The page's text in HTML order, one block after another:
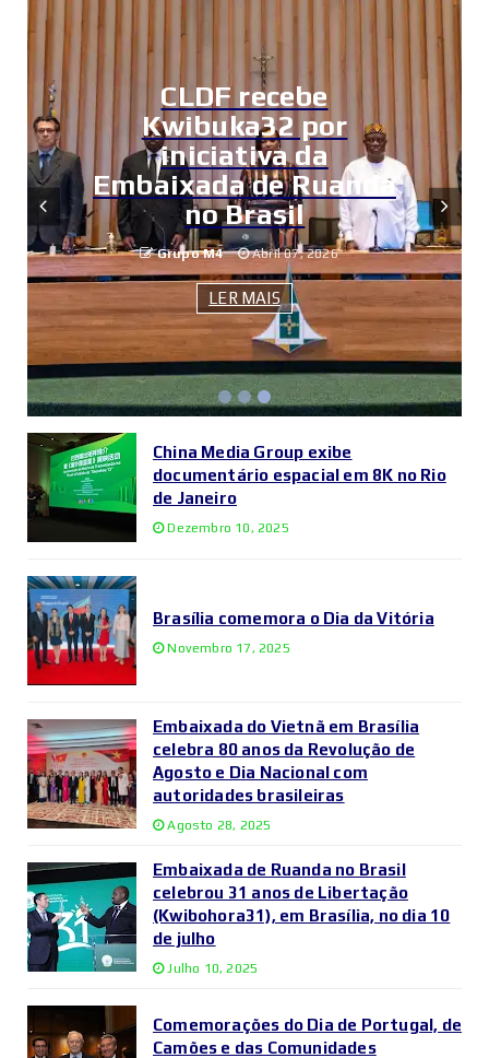
CLDF recebe
Kwibuka32 por
iniciativa da
Embaixada de Ruanda
no Brasil
Grupo M4 Abril 07, 2026
LER MAIS
China Media Group exibe
documentário espacial em 8K no Rio
de Janeiro
Dezembro 10, 2025
Brasília comemora o Dia da Vitória
Novembro 17, 2025
Embaixada do Vietnã em Brasília
celebra 80 anos da Revolução de
Agosto e Dia Nacional com
autoridades brasileiras
Agosto 28, 2025
Embaixada de Ruanda no Brasil
celebrou 31 anos de Libertação
(Kwibohora31), em Brasília, no dia 10
de julho
Julho 10, 2025
Comemorações do Dia de Portugal, de
Camões e das Comunidades